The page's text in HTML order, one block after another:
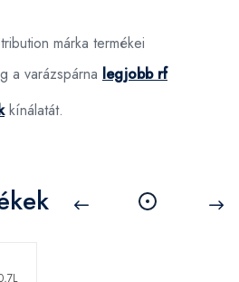
márka termékei
a varázspárna legjobb rf
kínálatát.